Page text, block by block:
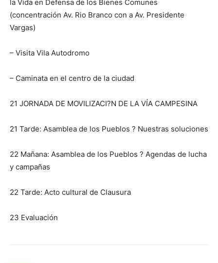
la Vida en Defensa de los Bienes Comunes
(concentración Av. Rio Branco con a Av. Presidente
Vargas)
– Visita Vila Autodromo
– Caminata en el centro de la ciudad
21 JORNADA DE MOVILIZACI?N DE LA VÍA CAMPESINA
21 Tarde: Asamblea de los Pueblos ? Nuestras soluciones
22 Mañana: Asamblea de los Pueblos ? Agendas de lucha
y campañas
22 Tarde: Acto cultural de Clausura
23 Evaluación